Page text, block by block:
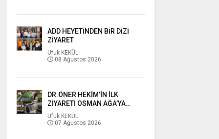
ADD HEYETİNDEN BİR DİZİ
ZİYARET
Ufuk KEKÜL
08 Ağustos 2026
DR.ÖNER HEKİM’İN İLK
ZİYARETİ OSMAN AĞA’YA…
Ufuk KEKÜL
07 Ağustos 2026